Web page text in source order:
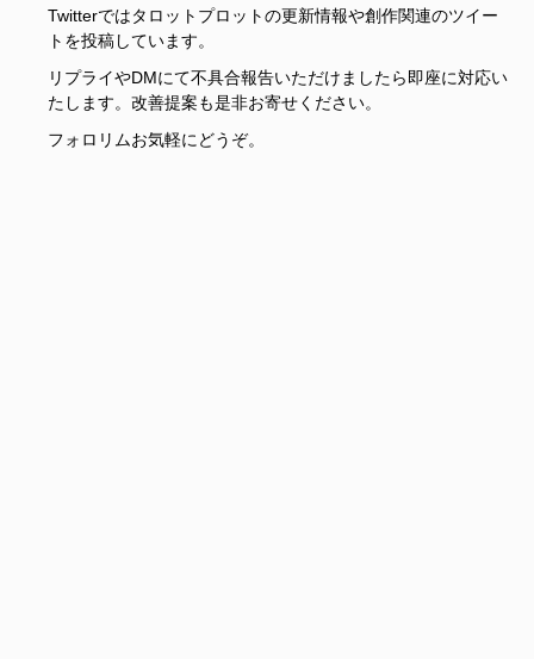
Twitterではタロットプロットの更新情報や創作関連のツイー
トを投稿しています。
リプライやDMにて不具合報告いただけましたら即座に対応い
たします。改善提案も是非お寄せください。
フォロリムお気軽にどうぞ。